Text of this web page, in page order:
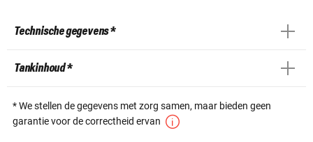
Technische gegevens *
Tankinhoud *
* We stellen de gegevens met zorg samen, maar bieden geen
garantie voor de correctheid ervan